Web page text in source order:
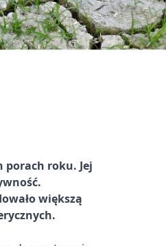
porach roku. Jej
większą